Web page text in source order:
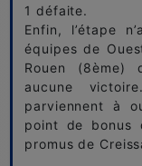
1 défaite.
Enfin, l’étape
équipes de
Rouen (8ème)
aucune
parviennent à
point de bonus
promus de